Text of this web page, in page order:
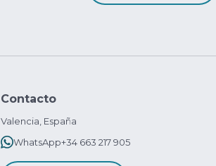
Contacto
Valencia, España
WhatsApp+34 663 217 905